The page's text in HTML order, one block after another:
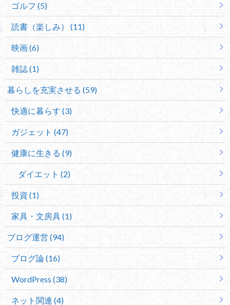
ゴルフ (5)
読書（楽しみ） (11)
映画 (6)
雑誌 (1)
暮らしを充実させる (59)
快適に暮らす (3)
ガジェット (47)
健康に生きる (9)
ダイエット (2)
投資 (1)
家具・文房具 (1)
ブログ運営 (94)
ブログ論 (16)
WordPress (38)
ネット関連 (4)